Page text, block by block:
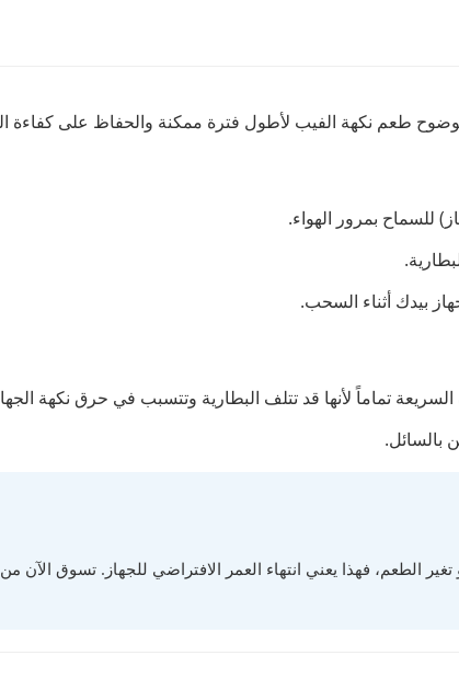
للسماح بمرور الهواء.
بيدك أثناء السحب.
بالسائل.
الطعم، فهذا يعني انتهاء العمر الافتراضي للجهاز. تسوق الآن من